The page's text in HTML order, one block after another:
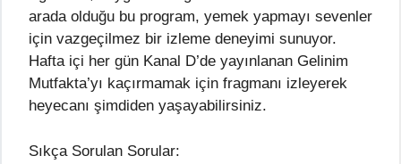
arada olduğu bu program, yemek yapmayı sevenler
için vazgeçilmez bir izleme deneyimi sunuyor.
Hafta içi her gün Kanal D’de yayınlanan Gelinim
Mutfakta’yı kaçırmamak için fragmanı izleyerek
heyecanı şimdiden yaşayabilirsiniz.
Sıkça Sorulan Sorular: